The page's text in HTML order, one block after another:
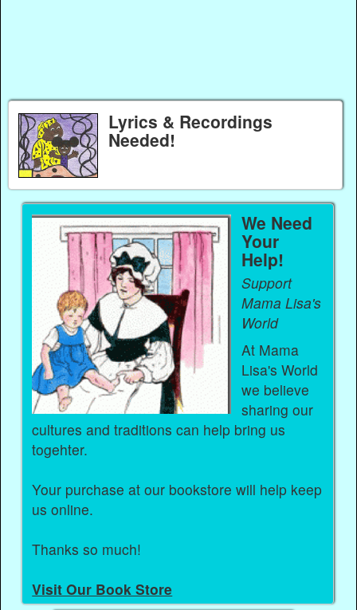
Lyrics & Recordings
Needed!
We Need
Your
Help!
Support
Mama Lisa's
World
At Mama
Lisa's World
we believe
sharing our
cultures and traditions can help bring us
togehter.
Your purchase at our bookstore will help keep
us online.
Thanks so much!
Visit Our Book Store